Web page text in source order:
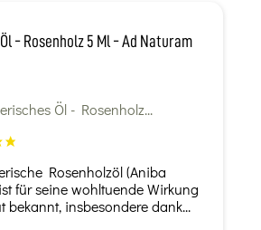
- Rosenholz 5 Ml - Ad Naturam
Rosenholzöl (Aniba
für seine wohltuende Wirkung
bekannt, insbesondere dank...